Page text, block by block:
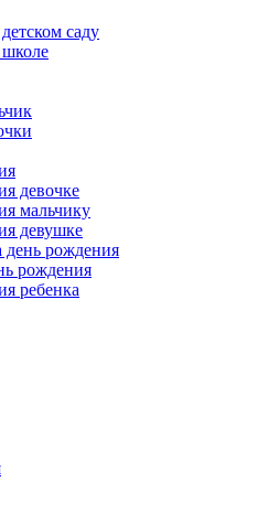
саду
девочке
мальчику
девушке
рождения
рождения
ребенка